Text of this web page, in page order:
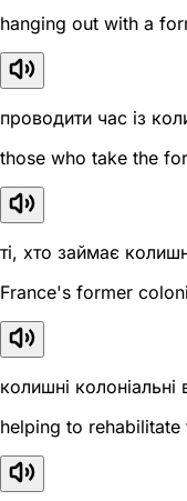
hanging out with a
проводити час із
those who take the
ті, хто займає
France's former
колишні колоніальні
helping to